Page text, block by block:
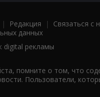
| Редакция | Связаться с
данных
digital рекламы
помните о том, что
Пользователи,